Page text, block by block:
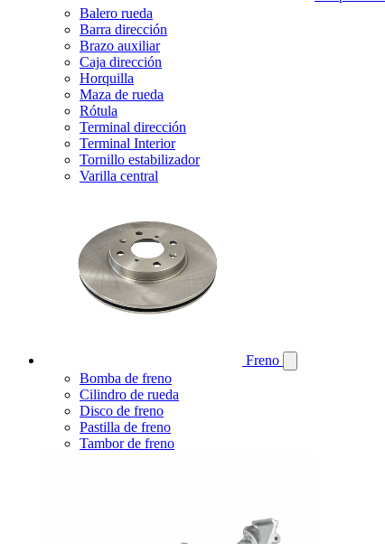
Balero rueda
Barra dirección
Brazo auxiliar
Caja dirección
Horquilla
Maza de rueda
Rótula
Terminal dirección
Terminal Interior
Tornillo estabilizador
Varilla central
Freno
Bomba de freno
Cilindro de rueda
Disco de freno
Pastilla de freno
Tambor de freno